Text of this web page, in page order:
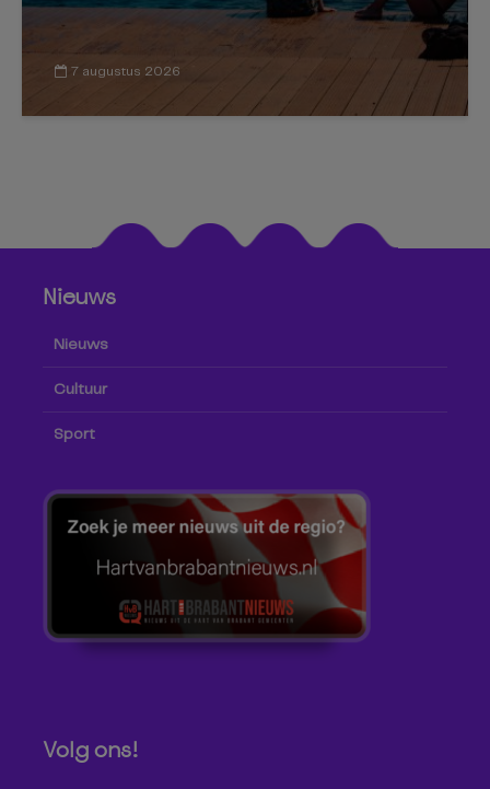
7 augustus 2026
Nieuws
Nieuws
Cultuur
Sport
Volg ons!